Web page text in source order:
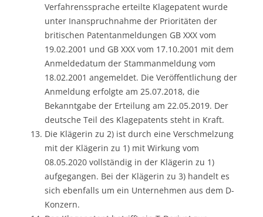
Verfahrenssprache erteilte Klagepatent wurde
unter Inanspruchnahme der Prioritäten der
britischen Patentanmeldungen GB XXX vom
19.02.2001 und GB XXX vom 17.10.2001 mit dem
Anmeldedatum der Stammanmeldung vom
18.02.2001 angemeldet. Die Veröffentlichung der
Anmeldung erfolgte am 25.07.2018, die
Bekanntgabe der Erteilung am 22.05.2019. Der
deutsche Teil des Klagepatents steht in Kraft.
Die Klägerin zu 2) ist durch eine Verschmelzung
mit der Klägerin zu 1) mit Wirkung vom
08.05.2020 vollständig in der Klägerin zu 1)
aufgegangen. Bei der Klägerin zu 3) handelt es
sich ebenfalls um ein Unternehmen aus dem D-
Konzern.